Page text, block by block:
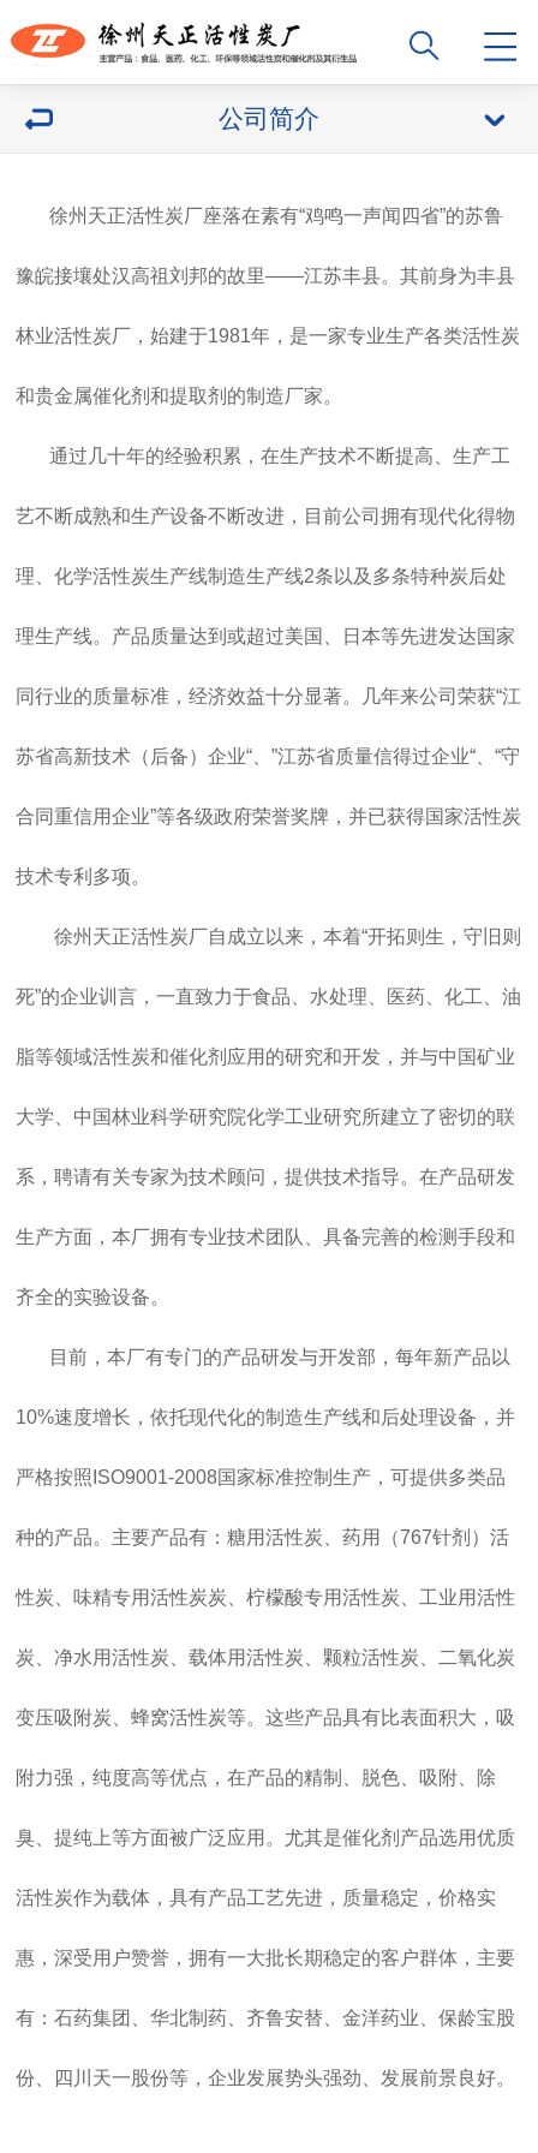
公司简介
徐州天正活性炭厂座落在素有“鸡鸣一声闻四省”的苏鲁
豫皖接壤处汉高祖刘邦的故里——江苏丰县。其前身为丰县
林业活性炭厂，始建于1981年，是一家专业生产各类活性炭
和贵金属催化剂和提取剂的制造厂家。
通过几十年的经验积累，在生产技术不断提高、生产工
艺不断成熟和生产设备不断改进，目前公司拥有现代化得物
理、化学活性炭生产线制造生产线2条以及多条特种炭后处
理生产线。产品质量达到或超过美国、日本等先进发达国家
同行业的质量标准，经济效益十分显著。几年来公司荣获“江
苏省高新技术（后备）企业“、”江苏省质量信得过企业“、“守
合同重信用企业”等各级政府荣誉奖牌，并已获得国家活性炭
技术专利多项。
徐州天正活性炭厂自成立以来，本着“开拓则生，守旧则
死”的企业训言，一直致力于食品、水处理、医药、化工、油
脂等领域活性炭和催化剂应用的研究和开发，并与中国矿业
大学、中国林业科学研究院化学工业研究所建立了密切的联
系，聘请有关专家为技术顾问，提供技术指导。在产品研发
生产方面，本厂拥有专业技术团队、具备完善的检测手段和
齐全的实验设备。
目前，本厂有专门的产品研发与开发部，每年新产品以
10%速度增长，依托现代化的制造生产线和后处理设备，并
严格按照ISO9001-2008国家标准控制生产，可提供多类品
种的产品。主要产品有：糖用活性炭、药用（767针剂）活
性炭、味精专用活性炭炭、柠檬酸专用活性炭、工业用活性
炭、净水用活性炭、载体用活性炭、颗粒活性炭、二氧化炭
变压吸附炭、蜂窝活性炭等。这些产品具有比表面积大，吸
附力强，纯度高等优点，在产品的精制、脱色、吸附、除
臭、提纯上等方面被广泛应用。尤其是催化剂产品选用优质
活性炭作为载体，具有产品工艺先进，质量稳定，价格实
惠，深受用户赞誉，拥有一大批长期稳定的客户群体，主要
有：石药集团、华北制药、齐鲁安替、金洋药业、保龄宝股
份、四川天一股份等，企业发展势头强劲、发展前景良好。